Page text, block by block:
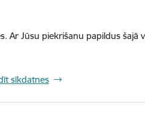
Ar Jūsu piekrišanu papildus
sīkdatnes